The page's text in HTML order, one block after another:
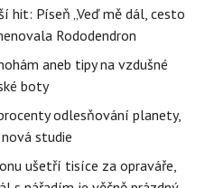
hit: Píseň „Veď mě dál, cesto
Rododendron
aneb tipy na vzdušné
boty
odlesňování planety,
studie
ušetří tisíce za opraváře,